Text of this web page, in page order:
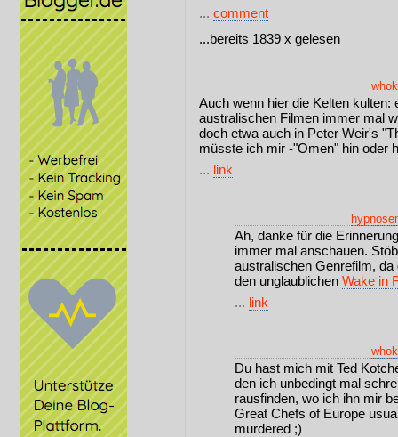
... comment
...bereits 1839 x gelesen
Auch wenn hier die Kelten
australischen Filmen immer mal
doch etwa auch in Peter Weir's
müsste ich mir -"Omen" hin oder
... link
Ah, danke für die
immer mal anschauen.
australischen Genrefilm,
den unglaublichen Wake in
... link
Du hast mich mit Ted
den ich unbedingt mal
rausfinden, wo ich ihn mir
Great Chefs of Europe
murdered ;)